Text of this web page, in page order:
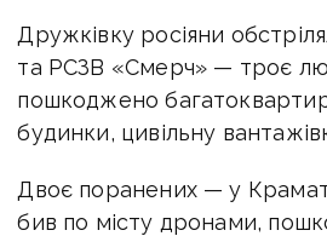
Дружківку росіяни
та РСЗВ «Смерч» — троє
пошкоджено
будинки, цивільну
Двоє поранених — у
бив по місту дронами,